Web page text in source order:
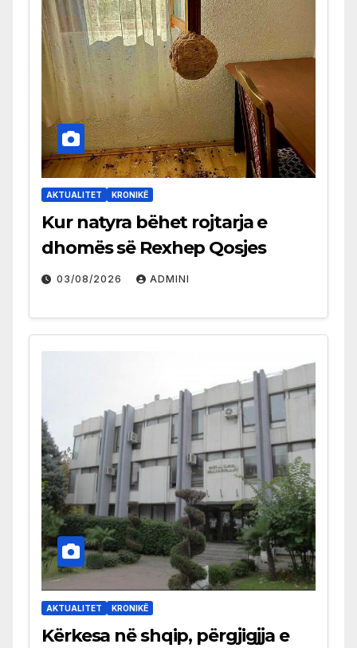
AKTUALITET KRONIKË
Kur natyra bëhet rojtarja e
dhomës së Rexhep Qosjes
03/08/2026 ADMINI
AKTUALITET KRONIKË
Kërkesa në shqip, përgjigjja e